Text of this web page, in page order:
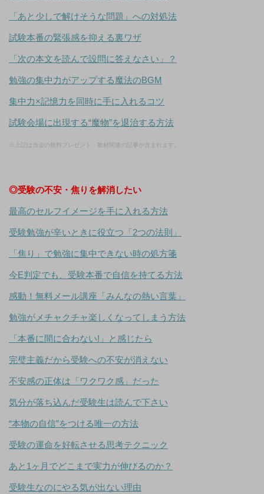
「あと少しで解けそうな問題」への対処法
試験本番の緊張感を抑える裏ワザ
「次の本文を読んで設問に答えなさい」？
勉強の集中力がアップする魔法のBGM
集中力×記憶力を同時に手に入れるコツ
試験会場に出現する“魔物”を退治する方法
※上記は当会の無料プレゼント・教材関連の記事が含まれます。
◎受験の不安・焦りを解消したい
最高のセルフイメージを手に入れる方法
受験勉強が辛いときに役立つ「2つの法則」
「焦り」で勉強に集中できない時の処方箋
今E判定でも、受験本番で自信を持てる方法
感動！無料メール講座「みんなの熱い言葉」
勉強がメチャクチャ楽しくなってしまう方法
「本番に間に合わない!」と感じたら
完璧主義だから受験への不安が消えない
不安感の正体は「ワクワク感」だった
気分が落ち込んだ受験生は読んで下さい
“本物の自信”をつける唯一の方法
受験の運命を好転させる思考テクニック
あと1ヶ月でどこまで実力が伸びるのか？
受験生なのにやる気が出ない理由